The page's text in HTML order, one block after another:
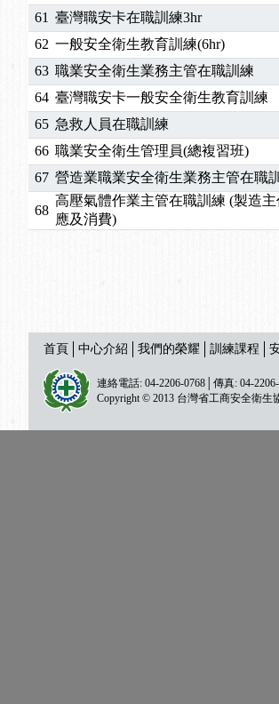
61 臺灣職安卡在職訓練3hr
62 一般安全衛生教育訓練(6hr)
63 職業安全衛生業務主管在職訓練
64 臺灣職安卡一般安全衛生教育訓練
65 急救人員在職訓練
66 職業安全衛生管理員(總複習班)
67 營造業職業安全衛生業務主管在職
68
高壓氣體作業主管在職訓練 (製造
應及消費)
首頁 中心介紹 我們的榮耀 訓練課程
連絡電話: 04-2206-0768│傳真: 04-
Copyright © 2013 台灣省工商安全衛生